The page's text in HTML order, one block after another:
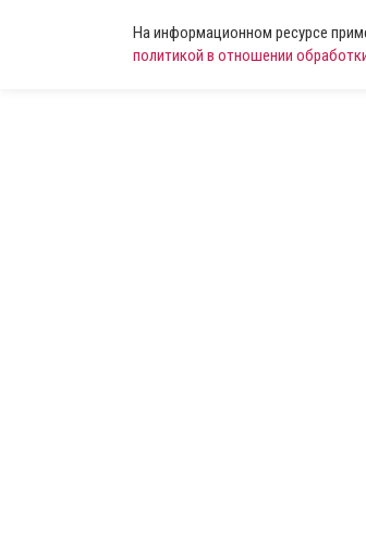
На информационном ресурсе
политикой в отношении